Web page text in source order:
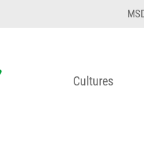
Cultures
// Dosierungen: test